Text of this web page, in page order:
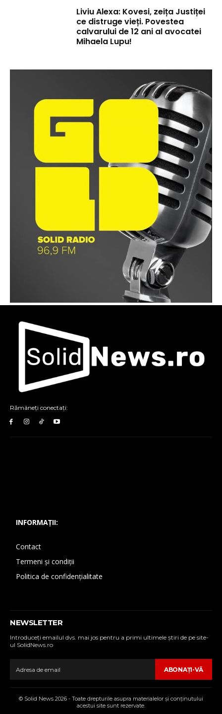
Liviu Alexa: Kovesi, zeița Justiței
ce distruge vieți. Povestea
calvarului de 12 ani al avocatei
Mihaela Lupu!
Rămâneți conectați:
INFORMAȚII:
Contact
Termeni și condiții
Politica de confidențialitate
NEWSLETTER
Introduceţi emailul dvs. mai jos pentru a primi ultimele ştiri de pe site-
ul SolidNews.ro
ABONAŢI-VĂ
© Solid News 2026 - Toate drepturile asupra materialelor şi conţinutului
acestui site sunt rezervate.